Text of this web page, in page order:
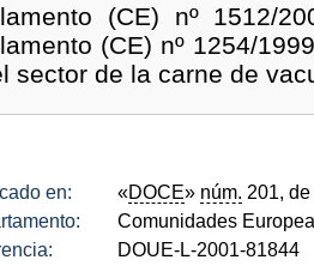
(CE) nº 1512/
(CE) nº 1254/
sector de la carne de
en: «DOCE» núm. 201,
Comunidades
DOUE-L-2001-81844